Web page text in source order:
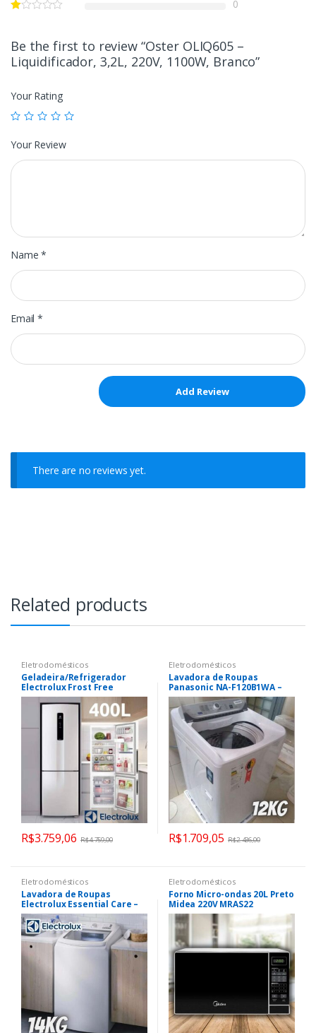
0
Be the first to review “Oster OLIQ605 –
Liquidificador, 3,2L, 220V, 1100W, Branco”
Your Rating
Your Review
Name*
Email*
There are no reviews yet.
Related products
Eletrodomésticos
Geladeira/Refrigerador
Electrolux Frost Free
R$3.759,06 R$4.759,00
Eletrodomésticos
Lavadora de Roupas
Panasonic NA-F120B1WA –
12Kg Cesto Inox 8
Programas de Lavagem
Branca
R$1.709,05 R$2.436,00
Eletrodomésticos
Lavadora de Roupas
Electrolux Essential Care –
14Kg Cesto Inox 11
Programas de Lavagem
Branca
Eletrodomésticos
Forno Micro-ondas 20L Preto
Midea 220V MRAS22